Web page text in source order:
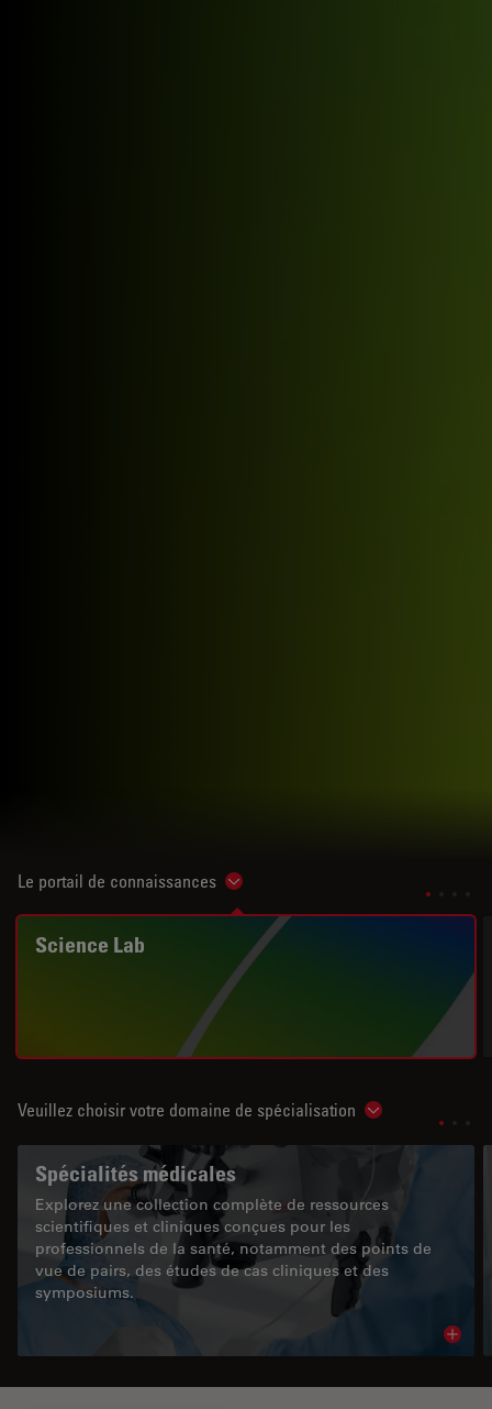
Le portail de connaissances Show subnavigation
Science Lab
Veuillez choisir votre domaine de spécialisation Show
Spécialités médicales
Explorez une collection complète de ressources
scientifiques et cliniques conçues pour les
professionnels de la santé, notamment des points de
vue de pairs, des études de cas cliniques et des
symposiums.